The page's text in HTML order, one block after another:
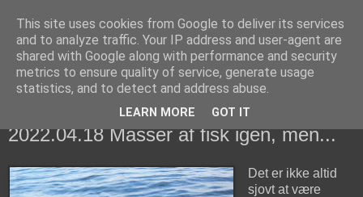
fiskedagbog.dk
Havørredfiskeri, tordenvejr og rav i (en skøn?) tre-enighed
2022.04.18 Masser af fisk igen, men...
Det er ikke altid
sjovt at være
This site uses cookies from Google to deliver its services
and to analyze traffic. Your IP address and user-agent are
shared with Google along with performance and security
metrics to ensure quality of service, generate usage
statistics, and to detect and address abuse.
LEARN MORE GOT IT